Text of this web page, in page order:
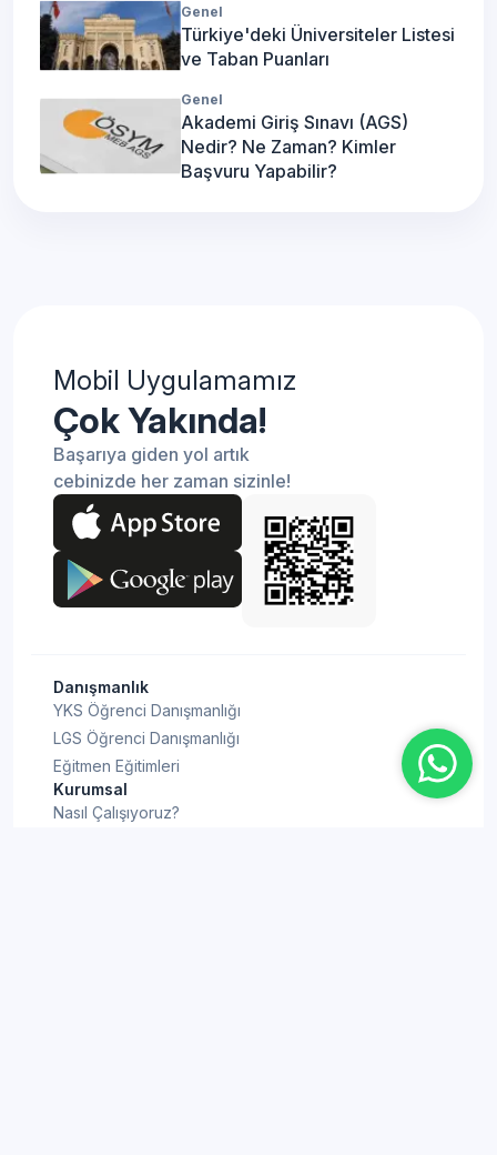
Genel
Türkiye'deki Üniversiteler Listesi
ve Taban Puanları
Genel
Akademi Giriş Sınavı (AGS)
Nedir? Ne Zaman? Kimler
Başvuru Yapabilir?
Mobil Uygulamamız
Çok Yakında!
Başarıya giden yol artık
cebinizde her zaman sizinle!
Danışmanlık
YKS Öğrenci Danışmanlığı
LGS Öğrenci Danışmanlığı
Eğitmen Eğitimleri
Kurumsal
Nasıl Çalışıyoruz?